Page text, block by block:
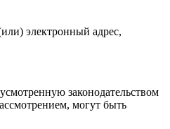
электронный адрес,
законодательством
могут быть